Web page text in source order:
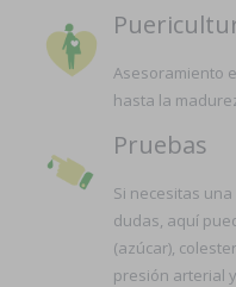
Asesoramiento
hasta la
Pruebas
Si necesitas
dudas, aquí
(azúcar),
presión arterial